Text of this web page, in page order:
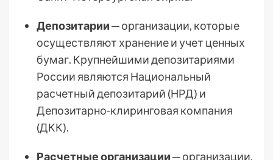
Депозитарии─ организации, которые
осуществляют хранение и учет ценных
бумаг. Крупнейшими депозитариями
России являются Национальный
расчетный депозитарий (НРД) и
Депозитарно-клиринговая компания
(ДКК).
Расчетные организации─ организации,